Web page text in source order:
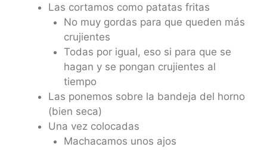
Las cortamos como patatas fritas
No muy gordas para que queden más
crujientes
Todas por igual, eso si para que se
hagan y se pongan crujientes al
tiempo
Las ponemos sobre la bandeja del horno
(bien seca)
Una vez colocadas
Machacamos unos ajos